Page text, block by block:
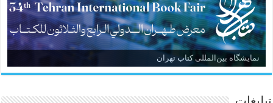
نمایشگاه بین‌المللی کتاب تهران